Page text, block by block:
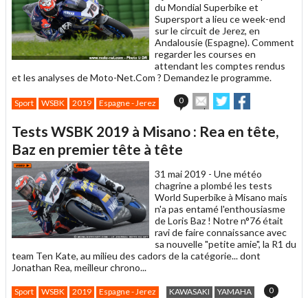
du Mondial Superbike et
Supersport a lieu ce week-end
sur le circuit de Jerez, en
Andalousie (Espagne). Comment
regarder les courses en
attendant les comptes rendus
et les analyses de Moto-Net.Com ? Demandez le programme.
Sport WSBK 2019 Espagne - Jerez 0
Envoyer
cet
à
Partager
sur sur
Tests WSBK 2019 à Misano : Rea en tête,
Baz en premier tête à tête
31 mai 2019 - Une météo
chagrine a plombé les tests
World Superbike à Misano mais
n'a pas entamé l'enthousiasme
de Loris Baz ! Notre n°76 était
ravi de faire connaissance avec
sa nouvelle "petite amie", la R1 du
team Ten Kate, au milieu des cadors de la catégorie... dont
Jonathan Rea, meilleur chrono...
Sport WSBK 2019 Espagne - Jerez KAWASAKI YAMAHA 0